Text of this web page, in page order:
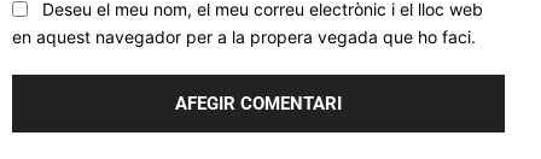
Deseu el meu nom, el meu correu electrònic i el lloc web
en aquest navegador per a la propera vegada que ho faci.